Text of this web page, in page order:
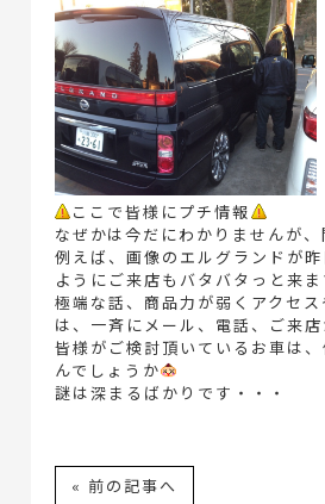
ここで皆様にプチ情報
なぜかは今だにわかりませんが
例えば、画像のエルグランドが
ようにご来店もバタバタっと来ま
極端な話、商品力が弱くアクセ
は、一斉にメール、電話、ご来
皆様がご検討頂いているお車は
んでしょうか
謎は深まるばかりです・・・
« 前の記事へ